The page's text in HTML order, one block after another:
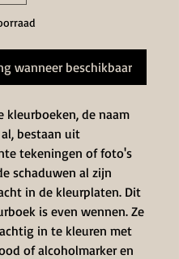
wanneer beschikbaar
kleurboeken, de naam
bestaan uit
tekeningen of foto's
schaduwen al zijn
in de kleurplaten. Dit
is even wennen. Ze
in te kleuren met
of alcoholmarker en